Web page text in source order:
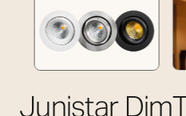
Junistar